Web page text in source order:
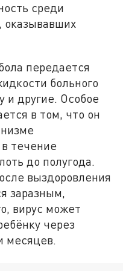
среди
оказывавших
передается
больного
и другие. Особое
в том, что он
течение
до полугода.
выздоровления
заразным,
вирус может
через
месяцев.